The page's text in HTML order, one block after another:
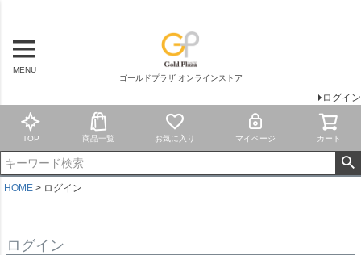
MENU
ゴールドプラザ オンラインストア
ログイン
TOP 商品一覧 お気に入り マイページ カート
HOME ログイン
ログイン